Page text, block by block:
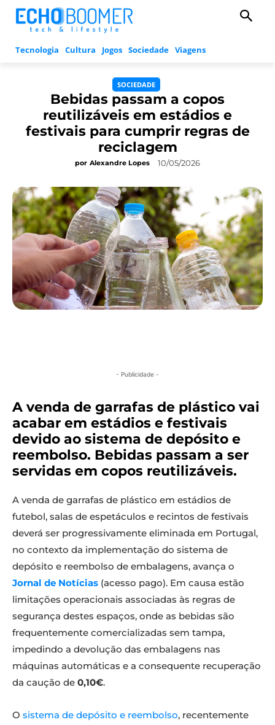
Tecnologia Cultura Jogos Sociedade Viagens
SOCIEDADE
Bebidas passam a copos
reutilizáveis em estádios e
festivais para cumprir regras de
reciclagem
por Alexandre Lopes 10/05/2026
- Publicidade -
A venda de garrafas de plástico vai
acabar em estádios e festivais
devido ao sistema de depósito e
reembolso. Bebidas passam a ser
servidas em copos reutilizáveis.
A venda de garrafas de plástico em estádios de
futebol, salas de espetáculos e recintos de festivais
deverá ser progressivamente eliminada em Portugal,
no contexto da implementação do sistema de
depósito e reembolso de embalagens, avança o
Jornal de Notícias (acesso pago). Em causa estão
limitações operacionais associadas às regras de
segurança destes espaços, onde as bebidas são
frequentemente comercializadas sem tampa,
impedindo a devolução das embalagens nas
máquinas automáticas e a consequente recuperação
da caução de 0,10€.
O sistema de depósito e reembolso, recentemente